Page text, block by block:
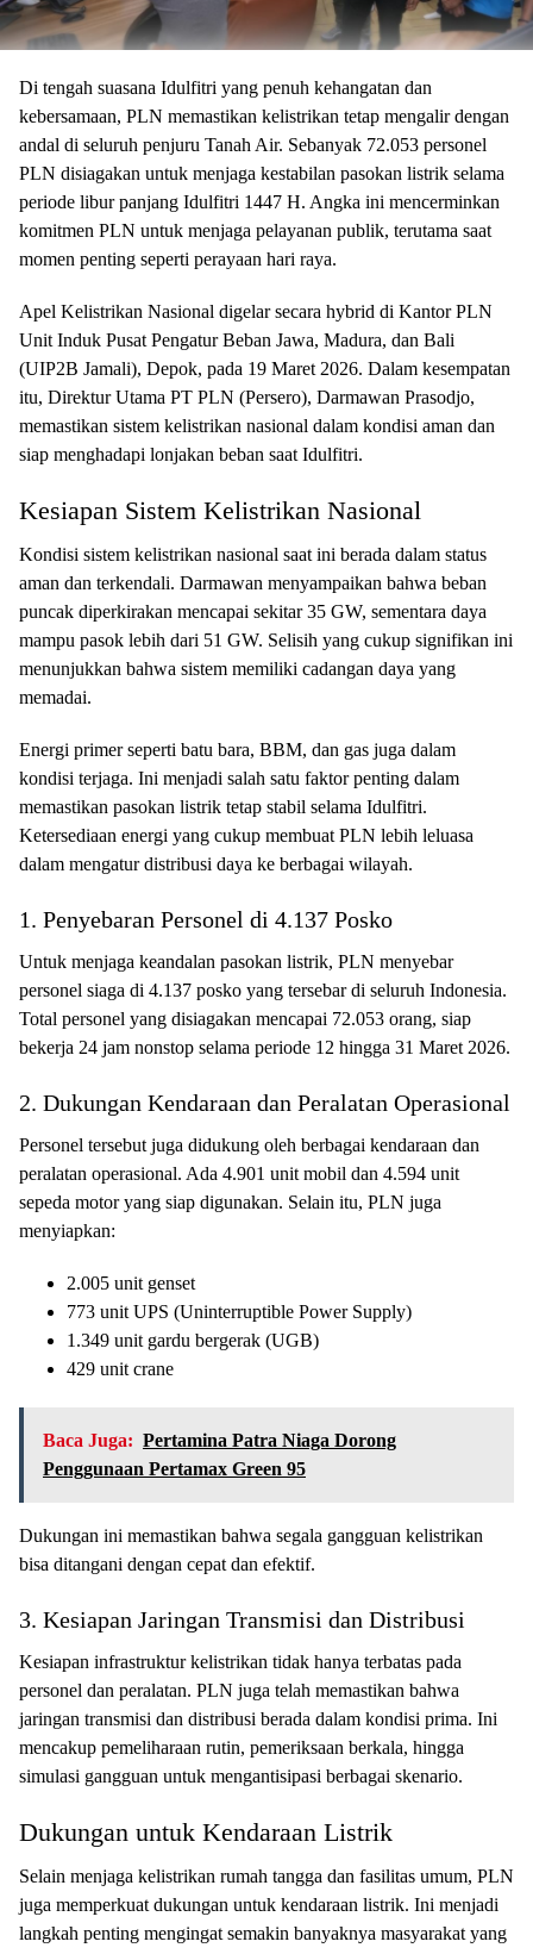
Di tengah suasana Idulfitri yang penuh kehangatan dan
kebersamaan, PLN memastikan kelistrikan tetap mengalir dengan
andal di seluruh penjuru Tanah Air. Sebanyak 72.053 personel
PLN disiagakan untuk menjaga kestabilan pasokan listrik selama
periode libur panjang Idulfitri 1447 H. Angka ini mencerminkan
komitmen PLN untuk menjaga pelayanan publik, terutama saat
momen penting seperti perayaan hari raya.
Apel Kelistrikan Nasional digelar secara hybrid di Kantor PLN
Unit Induk Pusat Pengatur Beban Jawa, Madura, dan Bali
(UIP2B Jamali), Depok, pada 19 Maret 2026. Dalam kesempatan
itu, Direktur Utama PT PLN (Persero), Darmawan Prasodjo,
memastikan sistem kelistrikan nasional dalam kondisi aman dan
siap menghadapi lonjakan beban saat Idulfitri.
Kesiapan Sistem Kelistrikan Nasional
Kondisi sistem kelistrikan nasional saat ini berada dalam status
aman dan terkendali. Darmawan menyampaikan bahwa beban
puncak diperkirakan mencapai sekitar 35 GW, sementara daya
mampu pasok lebih dari 51 GW. Selisih yang cukup signifikan ini
menunjukkan bahwa sistem memiliki cadangan daya yang
memadai.
Energi primer seperti batu bara, BBM, dan gas juga dalam
kondisi terjaga. Ini menjadi salah satu faktor penting dalam
memastikan pasokan listrik tetap stabil selama Idulfitri.
Ketersediaan energi yang cukup membuat PLN lebih leluasa
dalam mengatur distribusi daya ke berbagai wilayah.
1. Penyebaran Personel di 4.137 Posko
Untuk menjaga keandalan pasokan listrik, PLN menyebar
personel siaga di 4.137 posko yang tersebar di seluruh Indonesia.
Total personel yang disiagakan mencapai 72.053 orang, siap
bekerja 24 jam nonstop selama periode 12 hingga 31 Maret 2026.
2. Dukungan Kendaraan dan Peralatan Operasional
Personel tersebut juga didukung oleh berbagai kendaraan dan
peralatan operasional. Ada 4.901 unit mobil dan 4.594 unit
sepeda motor yang siap digunakan. Selain itu, PLN juga
menyiapkan:
2.005 unit genset
773 unit UPS (Uninterruptible Power Supply)
1.349 unit gardu bergerak (UGB)
429 unit crane
Baca Juga: Pertamina Patra Niaga Dorong
Penggunaan Pertamax Green 95
Dukungan ini memastikan bahwa segala gangguan kelistrikan
bisa ditangani dengan cepat dan efektif.
3. Kesiapan Jaringan Transmisi dan Distribusi
Kesiapan infrastruktur kelistrikan tidak hanya terbatas pada
personel dan peralatan. PLN juga telah memastikan bahwa
jaringan transmisi dan distribusi berada dalam kondisi prima. Ini
mencakup pemeliharaan rutin, pemeriksaan berkala, hingga
simulasi gangguan untuk mengantisipasi berbagai skenario.
Dukungan untuk Kendaraan Listrik
Selain menjaga kelistrikan rumah tangga dan fasilitas umum, PLN
juga memperkuat dukungan untuk kendaraan listrik. Ini menjadi
langkah penting mengingat semakin banyaknya masyarakat yang